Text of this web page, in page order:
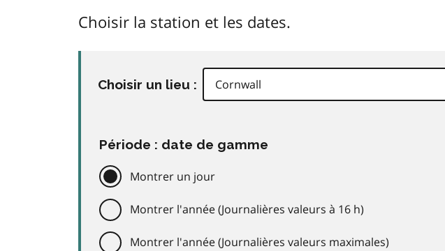
Choisir la station et les dates.
Choisir un lieu :
Période : date de gamme
Montrer un jour
Montrer l'année (Journalières valeurs à 16 h)
Montrer l'année (Journalières valeurs maximales)